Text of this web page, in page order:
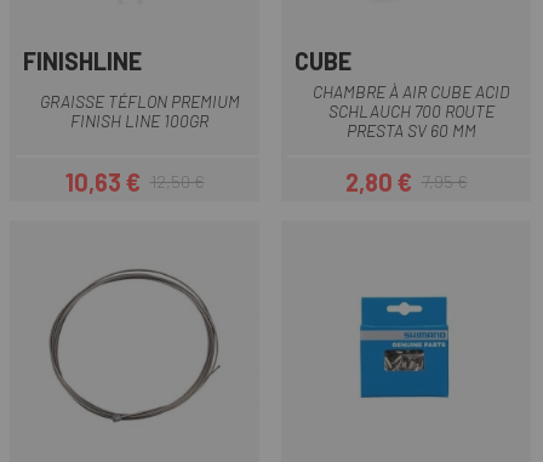
FINISHLINE
GRAISSE TÉFLON PREMIUM
FINISH LINE 100GR
Prix
10,63 €Prix habituel
12,50 €
CUBE
CHAMBRE À AIR CUBE ACID
SCHLAUCH 700 ROUTE
PRESTA SV 60 MM
Prix
2,80 €Prix habituel
7,95 €